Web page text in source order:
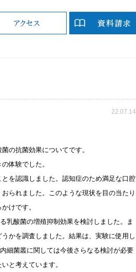
22.07.14
の抗菌効果についてです。
体験でした。
を認識しました。認知症のため満足な口腔
られました。このような現状を目の当たり
けです。
乳酸菌の増殖抑制効果を検討しました。ま
かを調査しました。結果は、実験に使用し
細菌叢に関しては今後さらなる検討が必要
と考えています。